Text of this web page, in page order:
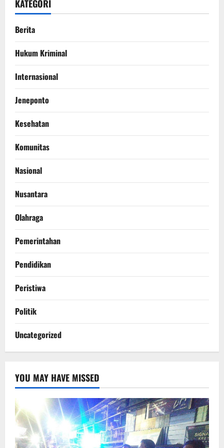
KATEGORI
Berita
Hukum Kriminal
Internasional
Jeneponto
Kesehatan
Komunitas
Nasional
Nusantara
Olahraga
Pemerintahan
Pendidikan
Peristiwa
Politik
Uncategorized
YOU MAY HAVE MISSED